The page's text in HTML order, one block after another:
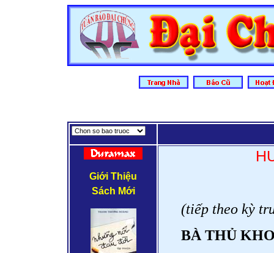
Giới Thiệu
Sách Mới
(tiếp theo kỳ
BÀ THỦ